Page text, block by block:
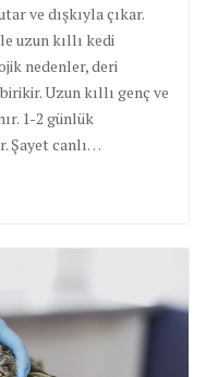
ve dışkıyla çıkar.
uzun kıllı kedi
nedenler, deri
Uzun kıllı genç ve
1-2 günlük
Şayet canlı…